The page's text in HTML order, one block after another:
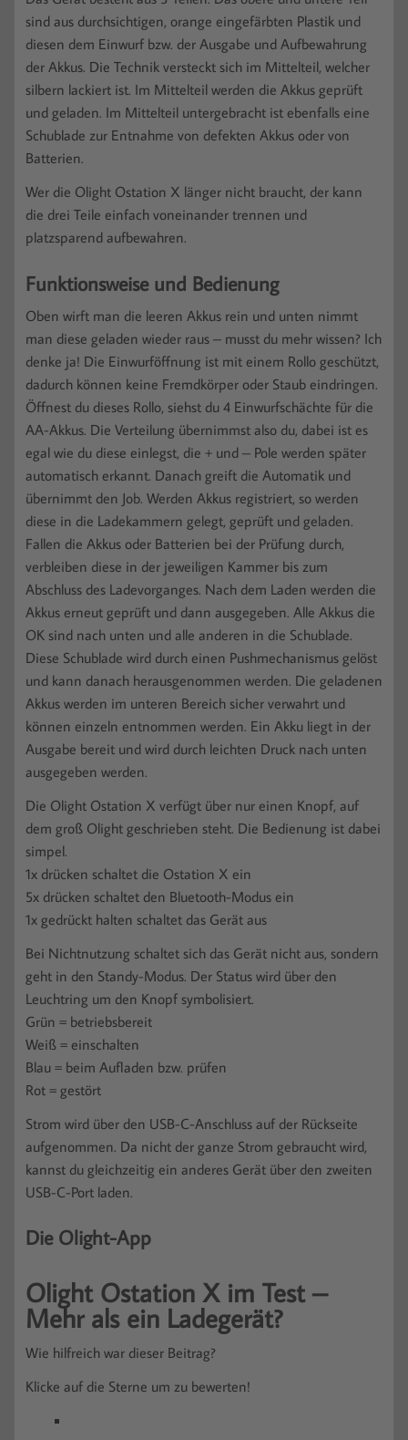
sind aus durchsichtigen, orange eingefärbten Plastik und
diesen dem Einwurf bzw. der Ausgabe und Aufbewahrung
der Akkus. Die Technik versteckt sich im Mittelteil, welcher
silbern lackiert ist. Im Mittelteil werden die Akkus geprüft
und geladen. Im Mittelteil untergebracht ist ebenfalls eine
Schublade zur Entnahme von defekten Akkus oder von
Batterien.
Wer die Olight Ostation X länger nicht braucht, der kann
die drei Teile einfach voneinander trennen und
platzsparend aufbewahren.
Funktionsweise und Bedienung
Oben wirft man die leeren Akkus rein und unten nimmt
man diese geladen wieder raus – musst du mehr wissen? Ich
denke ja! Die Einwurföffnung ist mit einem Rollo geschützt,
dadurch können keine Fremdkörper oder Staub eindringen.
Öffnest du dieses Rollo, siehst du 4 Einwurfschächte für die
AA-Akkus. Die Verteilung übernimmst also du, dabei ist es
egal wie du diese einlegst, die + und – Pole werden später
automatisch erkannt. Danach greift die Automatik und
übernimmt den Job. Werden Akkus registriert, so werden
diese in die Ladekammern gelegt, geprüft und geladen.
Fallen die Akkus oder Batterien bei der Prüfung durch,
verbleiben diese in der jeweiligen Kammer bis zum
Abschluss des Ladevorganges. Nach dem Laden werden die
Akkus erneut geprüft und dann ausgegeben. Alle Akkus die
OK sind nach unten und alle anderen in die Schublade.
Diese Schublade wird durch einen Pushmechanismus gelöst
und kann danach herausgenommen werden. Die geladenen
Akkus werden im unteren Bereich sicher verwahrt und
können einzeln entnommen werden. Ein Akku liegt in der
Ausgabe bereit und wird durch leichten Druck nach unten
ausgegeben werden.
Die Olight Ostation X verfügt über nur einen Knopf, auf
dem groß Olight geschrieben steht. Die Bedienung ist dabei
simpel.
1x drücken schaltet die Ostation X ein
5x drücken schaltet den Bluetooth-Modus ein
1x gedrückt halten schaltet das Gerät aus
Bei Nichtnutzung schaltet sich das Gerät nicht aus, sondern
geht in den Standy-Modus. Der Status wird über den
Leuchtring um den Knopf symbolisiert.
Grün = betriebsbereit
Weiß = einschalten
Blau = beim Aufladen bzw. prüfen
Rot = gestört
Strom wird über den USB-C-Anschluss auf der Rückseite
aufgenommen. Da nicht der ganze Strom gebraucht wird,
kannst du gleichzeitig ein anderes Gerät über den zweiten
USB-C-Port laden.
Die Olight-App
Olight Ostation X im Test –
Mehr als ein Ladegerät?
Wie hilfreich war dieser Beitrag?
Klicke auf die Sterne um zu bewerten!